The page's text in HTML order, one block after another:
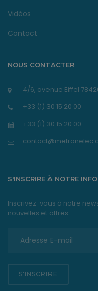
Vidéos
Contact
NOUS CONTACTER
4/6, avenue Eiffel
+33 (1) 30 15 20 00
+33 (1) 30 15 20 00
S'INSCRIRE À NOTRE
Inscrivez-vous à notre
nouvelles et offres
S'INSCRIRE